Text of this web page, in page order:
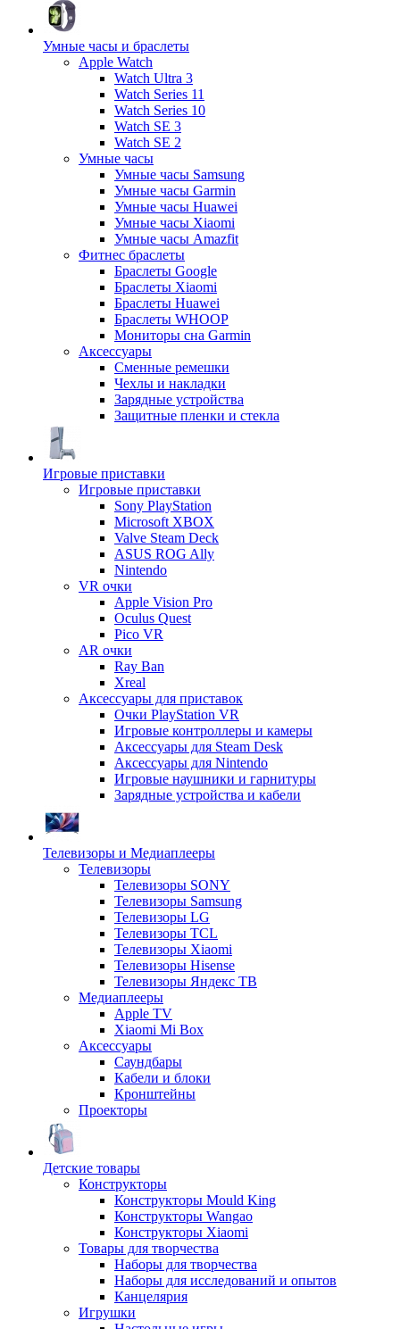
Умные часы и браслеты
Apple Watch
Watch Ultra 3
Watch Series 11
Watch Series 10
Watch SE 3
Watch SE 2
Умные часы
Умные часы Samsung
Умные часы Garmin
Умные часы Huawei
Умные часы Xiaomi
Умные часы Amazfit
Фитнес браслеты
Браслеты Google
Браслеты Xiaomi
Браслеты Huawei
Браслеты WHOOP
Мониторы сна Garmin
Аксессуары
Сменные ремешки
Чехлы и накладки
Зарядные устройства
Защитные пленки и стекла
Игровые приставки
Игровые приставки
Sony PlayStation
Microsoft XBOX
Valve Steam Deck
ASUS ROG Ally
Nintendo
VR очки
Apple Vision Pro
Oculus Quest
Pico VR
AR очки
Ray Ban
Xreal
Аксессуары для приставок
Очки PlayStation VR
Игровые контроллеры и камеры
Аксессуары для Steam Desk
Аксессуары для Nintendo
Игровые наушники и гарнитуры
Зарядные устройства и кабели
Телевизоры и Медиаплееры
Телевизоры
Телевизоры SONY
Телевизоры Samsung
Телевизоры LG
Телевизоры TCL
Телевизоры Xiaomi
Телевизоры Hisense
Телевизоры Яндекс ТВ
Медиаплееры
Apple TV
Xiaomi Mi Box
Аксессуары
Саундбары
Кабели и блоки
Кронштейны
Проекторы
Детские товары
Конструкторы
Конструкторы Mould King
Конструкторы Wangao
Конструкторы Xiaomi
Товары для творчества
Наборы для творчества
Наборы для исследований и опытов
Канцелярия
Игрушки